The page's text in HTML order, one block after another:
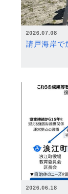
2026.07.08
請戸海岸で
2026.06.18